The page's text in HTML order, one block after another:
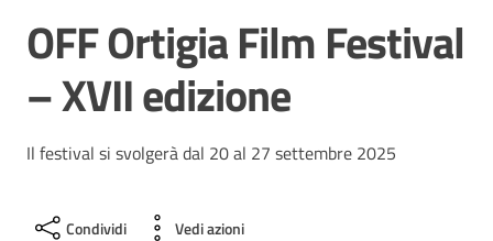
OFF Ortigia Film Festival
– XVII edizione
Il festival si svolgerà dal 20 al 27 settembre 2025
Condividi Vedi azioni